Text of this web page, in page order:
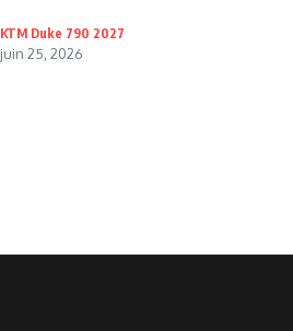
KTM Duke 790 2027
juin 25, 2026